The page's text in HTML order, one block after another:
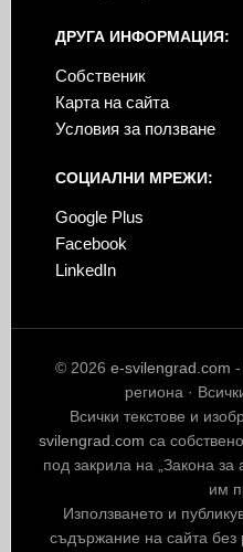
ДРУГА ИНФОРМАЦИЯ:
Собственик
Карта на сайта
Условия за ползване
СОЦИАЛНИ МРЕЖИ:
Google Plus
Facebook
LinkedIn
© 2026e-svilengrad.com -
региона ·
Всички текстове и
svilengrad.com са
под закрила на „Закона за
им
Използването и
съдържание на сайта без